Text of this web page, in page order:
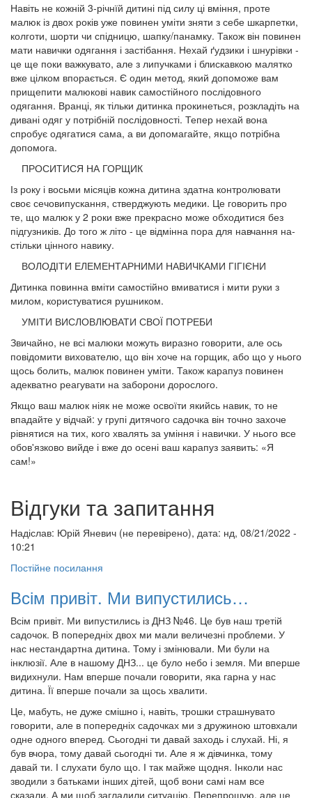
Навіть не кожній 3-річнїй дитині під силу ці вмін­ня, проте
малюк із двох років уже повинен уміти зняти з себе шкарпетки,
колготи, шорти чи спід­ницю, шапку/панамку. Також він повинен
мати навички одягання і застібання. Нехай ґудзики і шнурівки -
це ще поки важкувато, але з липучка­ми і блискавкою малятко
вже цілком впорається. Є один метод, який допоможе вам
прищепити ма­люкові навик самостійного послідовного
одягання. Вранці, як тільки дитинка прокинеться, розкладіть на
дивані одяг у потрібній послідовності. Тепер не­хай вона
спробує одягатися сама, а ви допомагай­те, якщо потрібна
допомога.
ПРОСИТИСЯ НА ГОРЩИК
Із року і восьми місяців кожна дитина здатна контролювати
своє сечовипускання, стверджують медики. Це говорить про
те, що малюк у 2 роки вже прекрасно може обходитися без
підгузників. До того ж літо - це відмінна пора для навчання на­
стільки цінного навику.
ВОЛОДІТИ ЕЛЕМЕНТАРНИМИ НАВИЧКАМИ ГІГІЄНИ
Дитинка повинна вміти самостійно вмиватися і мити руки з
милом, користуватися рушником.
УМІТИ ВИСЛОВЛЮВАТИ СВОЇ ПОТРЕБИ
Звичайно, не всі малюки можуть виразно гово­рити, але ось
повідомити вихователю, що він хо­че на горщик, або що у нього
щось болить, малюк повинен уміти. Також карапуз повинен
адекватно реагувати на заборони дорослого.
Якщо ваш малюк ніяк не може освоїти якийсь навик, то не
впадайте у відчай: у групі дитячо­го садочка він точно захоче
рівнятися на тих, кого хвалять за уміння і навички. У нього все
обов'язково вийде і вже до осені ваш карапуз за­явить: «Я
сам!»
Відгуки та запитання
Надіслав: Юрій Яневич (не перевірено), дата: нд, 08/21/2022 -
10:21
Постійне посилання
Всім привіт. Ми випустились…
Всім привіт. Ми випустились із ДНЗ №46. Це був наш третій
садочок. В попередніх двох ми мали величезні проблеми. У
нас нестандартна дитина. Тому і змінювали. Ми були на
інклюзії. Але в нашому ДНЗ... це було небо і земля. Ми вперше
видихнули. Нам вперше почали говорити, яка гарна у нас
дитина. Її вперше почали за щось хвалити.
Це, мабуть, не дуже смішно і, навіть, трошки страшнувато
говорити, але в попередніх садочках ми з дружиною штовхали
одне одного вперед. Сьогодні ти давай заходь і слухай. Ні, я
був вчора, тому давай сьогодні ти. Але я ж дівчинка, тому
давай ти. І слухати було що. І так майже щодня. Інколи нас
зводили з батьками інших дітей, щоб вони самі нам все
сказали. А ми щоб загладили ситуацію. Перепрошую, але це